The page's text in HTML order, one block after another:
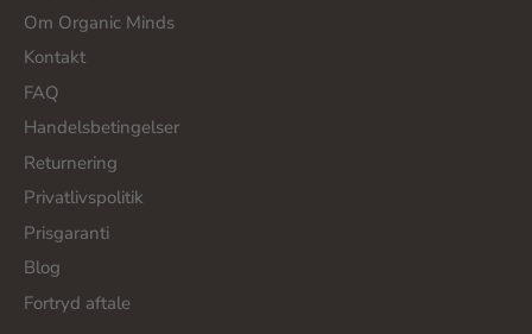
Om Organic Minds
Kontakt
FAQ
Handelsbetingelser
Returnering
Privatlivspolitik
Prisgaranti
Blog
Fortryd aftale